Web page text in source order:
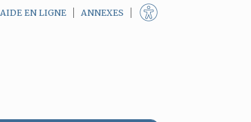
AIDE EN LIGNE ANNEXES